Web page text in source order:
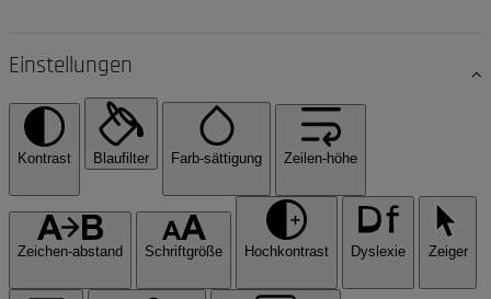
Einstellungen
Kontrast Blaufilter Farb-sättigung Zeilen-höhe
Zeichen-abstand Schriftgröße Hochkontrast Dyslexie Zeiger